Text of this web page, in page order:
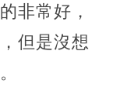
非常好，
但是沒想